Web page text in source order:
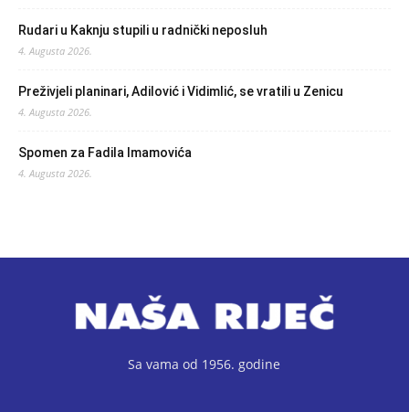
Rudari u Kaknju stupili u radnički neposluh
4. Augusta 2026.
Preživjeli planinari, Adilović i Vidimlić, se vratili u Zenicu
4. Augusta 2026.
Spomen za Fadila Imamovića
4. Augusta 2026.
Sa vama od 1956. godine